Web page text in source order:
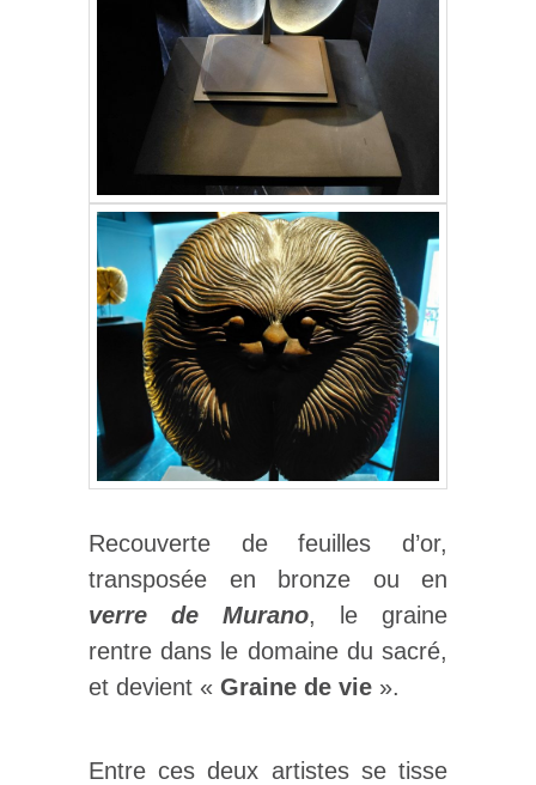
Recouverte de feuilles d’or,
transposée en bronze ou en
verre de Murano, le graine
rentre dans le domaine du sacré,
et devient « Graine de vie ».
Entre ces deux artistes se tisse